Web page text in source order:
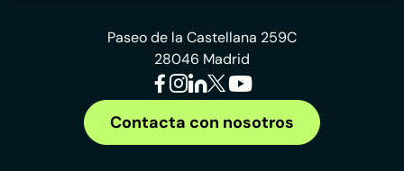
Paseo de la Castellana 259C
28046 Madrid
Contacta con nosotros